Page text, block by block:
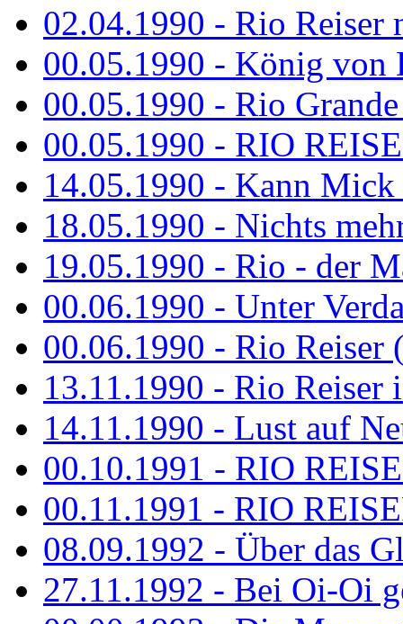
02.04.1990 - Rio
00.05.1990 - König von
00.05.1990 - Rio
00.05.1990 - RIO
14.05.1990 - Kann Mick
18.05.1990 - Nichts
19.05.1990 - Rio - der
00.06.1990 - Unter
00.06.1990 - Rio Reiser
13.11.1990 - Rio Reiser
14.11.1990 - Lust auf
00.10.1991 - RIO
00.11.1991 - RIO
08.09.1992 - Über das
27.11.1992 - Bei Oi-Oi